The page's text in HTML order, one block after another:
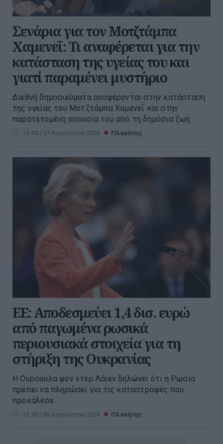
Σενάρια για τον Μοτζτάμπα
Χαμενεΐ: Τι αναφέρεται για την
κατάσταση της υγείας του και
γιατί παραμένει μυστήριο
Διεθνή δημοσιεύματα αναφέρονται στην κατάσταση
της υγείας του Μοτζτάμπα Χαμενεΐ και στην
παρατεταμένη απουσία του από τη δημόσια ζωή.
16:00 | 07 Αυγούστου 2026 Πλανήτης
ΕΕ: Αποδεσμεύει 1,4 δισ. ευρώ
από παγωμένα ρωσικά
περιουσιακά στοιχεία για τη
στήριξη της Ουκρανίας
Η Ούρσουλα φον ντερ Λάιεν δηλώνει ότι η Ρωσία
πρέπει να πληρώσει για τις καταστροφές που
προκάλεσε.
15:45 | 05 Αυγούστου 2026 Πλανήτης